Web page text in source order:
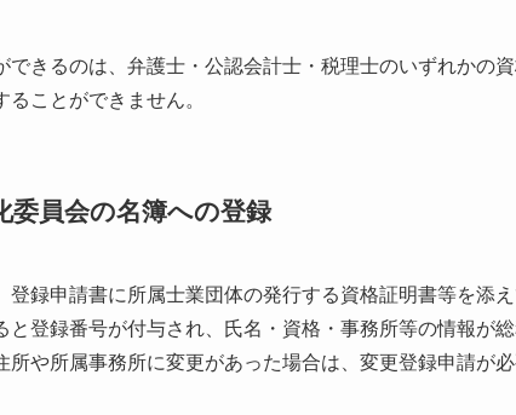
できるのは、弁護士・公認会計士・税理士のいずれかの
ことができません。
委員会の名簿への登録
登録申請書に所属士業団体の発行する資格証明書等を添
と登録番号が付与され、氏名・資格・事務所等の情報が
や所属事務所に変更があった場合は、変更登録申請が必